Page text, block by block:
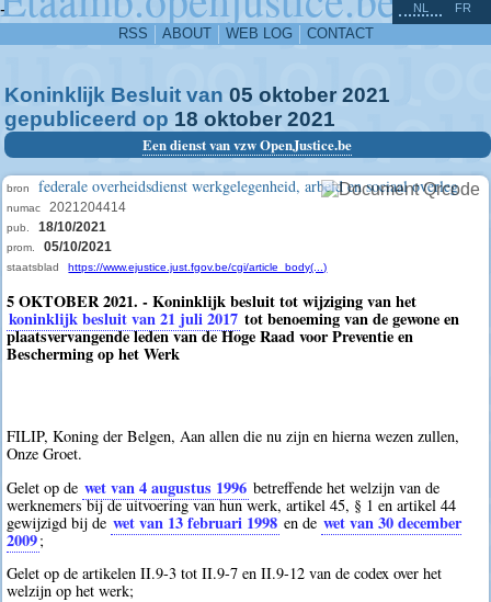
-
RSS ABOUT WEB LOG CONTACT
NL FR
Koninklijk Besluit van 05 oktober 2021
gepubliceerd op 18 oktober 2021
Een dienst van vzw OpenJustice.be
bron federale overheidsdienst werkgelegenheid, arbeid en sociaal overleg
numac 2021204414
pub. 18/10/2021
prom. 05/10/2021
staatsblad https://www.ejustice.just.fgov.be/cgi/article_body(...)
5 OKTOBER 2021. - Koninklijk besluit tot wijziging van het
koninklijk besluit van 21 juli 2017 tot benoeming van de gewone en
plaatsvervangende leden van de Hoge Raad voor Preventie en
Bescherming op het Werk
FILIP, Koning der Belgen, Aan allen die nu zijn en hierna wezen zullen,
Onze Groet.
Gelet op de wet van 4 augustus 1996 betreffende het welzijn van de
werknemers bij de uitvoering van hun werk, artikel 45, § 1 en artikel 44
gewijzigd bij de wet van 13 februari 1998 en de wet van 30 december
2009;
Gelet op de artikelen II.9-3 tot II.9-7 en II.9-12 van de codex over het
welzijn op het werk;
^